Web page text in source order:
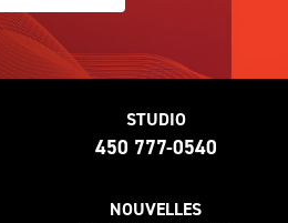
STUDIO
450 777-0540
NOUVELLES